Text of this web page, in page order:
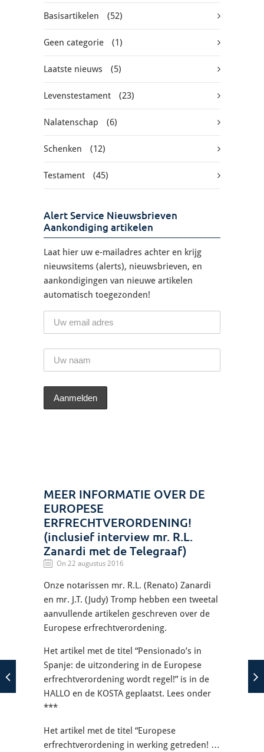
Basisartikelen (52)
Geen categorie (1)
Laatste nieuws (5)
Levenstestament (23)
Nalatenschap (6)
Schenken (12)
Testament (45)
Alert Service Nieuwsbrieven
Aankondiging artikelen
Laat hier uw e-mailadres achter en krijg
nieuwsitems (alerts), nieuwsbrieven, en
aankondigingen van nieuwe artikelen
automatisch toegezonden!
MEER INFORMATIE OVER DE
EUROPESE
ERFRECHTVERORDENING!
(inclusief interview mr. R.L.
Zanardi met de Telegraaf)
On 22 augustus 2016
Onze notarissen mr. R.L. (Renato) Zanardi
en mr. J.T. (Judy) Tromp hebben een tweetal
aanvullende artikelen geschreven over de
Europese erfrechtverordening.
Het artikel met de titel “Pensionado’s in
Spanje: de uitzondering in de Europese
erfrechtverordening wordt regel!” is in de
HALLO en de KOSTA geplaatst. Lees onder
***
Het artikel met de titel “Europese
erfrechtverordening in werking getreden! …